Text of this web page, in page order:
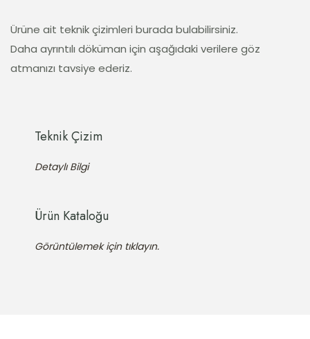
Ürüne ait teknik çizimleri burada bulabilirsiniz.
Daha ayrıntılı döküman için aşağıdaki verilere göz
atmanızı tavsiye ederiz.
Teknik Çizim
Detaylı Bilgi
Ürün Kataloğu
Görüntülemek için tıklayın.